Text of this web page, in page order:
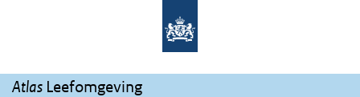
Overslaan en naar de inhoud gaan
Atlas Leefomgeving